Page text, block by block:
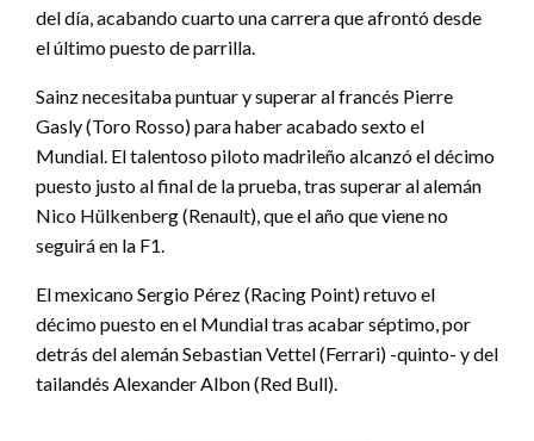
del día, acabando cuarto una carrera que afrontó desde
el último puesto de parrilla.
Sainz necesitaba puntuar y superar al francés Pierre
Gasly (Toro Rosso) para haber acabado sexto el
Mundial. El talentoso piloto madrileño alcanzó el décimo
puesto justo al final de la prueba, tras superar al alemán
Nico Hülkenberg (Renault), que el año que viene no
seguirá en la F1.
El mexicano Sergio Pérez (Racing Point) retuvo el
décimo puesto en el Mundial tras acabar séptimo, por
detrás del alemán Sebastian Vettel (Ferrari) -quinto- y del
tailandés Alexander Albon (Red Bull).